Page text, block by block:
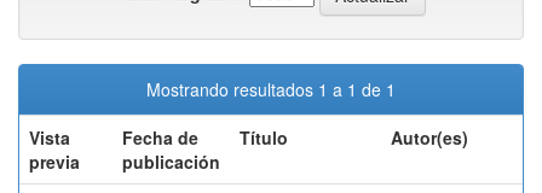
Mostrando resultados 1 a 1 de 1
Vista
previa
Fecha de
publicación
Título Autor(es)